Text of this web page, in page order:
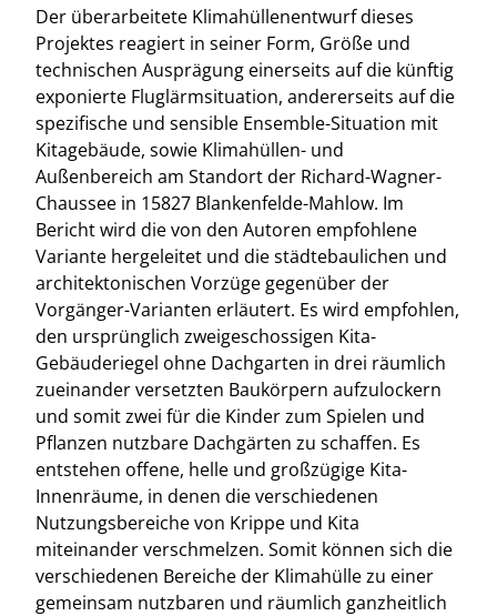
Der überarbeitete Klimahüllenentwurf dieses
Projektes reagiert in seiner Form, Größe und
technischen Ausprägung einerseits auf die künftig
exponierte Fluglärmsituation, andererseits auf die
spezifische und sensible Ensemble-Situation mit
Kitagebäude, sowie Klimahüllen- und
Außenbereich am Standort der Richard-Wagner-
Chaussee in 15827 Blankenfelde-Mahlow. Im
Bericht wird die von den Autoren empfohlene
Variante hergeleitet und die städtebaulichen und
architektonischen Vorzüge gegenüber der
Vorgänger-Varianten erläutert. Es wird empfohlen,
den ursprünglich zweigeschossigen Kita-
Gebäuderiegel ohne Dachgarten in drei räumlich
zueinander versetzten Baukörpern aufzulockern
und somit zwei für die Kinder zum Spielen und
Pflanzen nutzbare Dachgärten zu schaffen. Es
entstehen offene, helle und großzügige Kita-
Innenräume, in denen die verschiedenen
Nutzungsbereiche von Krippe und Kita
miteinander verschmelzen. Somit können sich die
verschiedenen Bereiche der Klimahülle zu einer
gemeinsam nutzbaren und räumlich ganzheitlich